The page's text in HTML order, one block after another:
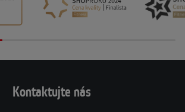
Kontaktujte nás